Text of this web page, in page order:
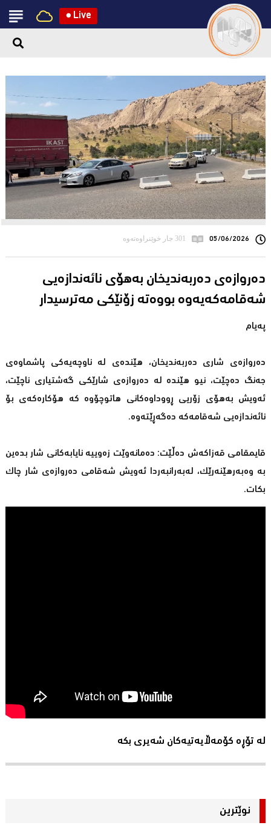
● Live
05/06/2026 301 جار خوێنراوەتەوە
دەروازەی دەربەندیخان بەهۆى نائەندازەیی
شەقامەكەیەوە بووەتە زۆنێكی مەترسیدار
پەیام
دەروازەی شاری دەربەندیخان، هێندەی لە ناوچەیەكی پاشماوەی
جەنگ دەچێت، نیو هێندە لە دەروازەی شارێكی گەشتیاری ناچێت،
ئەویش بەهۆی زۆریی ڕووداوەكانی هاتوچۆوە كە هۆكارەكەی بۆ
نائەندازەیی شەقامەكە دەگەڕێتەوە.
قایمقامی قەزاكەش دەڵێت: دەمانەوێت زەوییە نایابەكانی شار بدەین
بە وەبەرهێنەرێك، لەبەرانبەردا ئەویش شەقامی دەروازەی شار چاك
بكات.
لە تۆڕە کۆمەڵایەتیەکان شەیری بکە
نوێترین